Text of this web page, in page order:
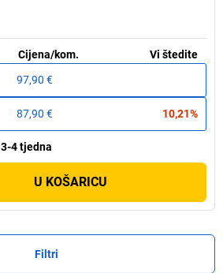
Cijena/kom.
Vi štedite
97,90 €
87,90 € 10,21%
3-4 tjedna
U KOŠARICU
Filtri